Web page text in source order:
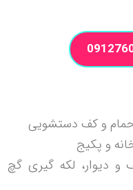
حمام و کف دستشویی
و پکیج
و دیوار، لکه گیری گچ